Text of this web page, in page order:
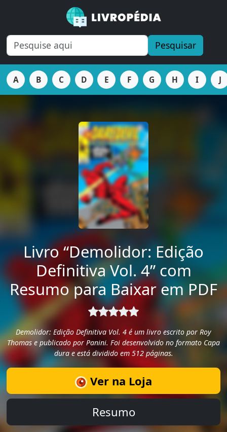
Pesquisar
A B C D E F G H I J
Livro “Demolidor: Edição
Definitiva Vol. 4” com
Resumo para Baixar em PDF
Demolidor: Edição Definitiva Vol. 4 é um livro escrito por Roy
Thomas e publicado por Panini. Foi desenvolvido no formato Capa
dura e está dividido em 512 páginas.
Ver na Loja
Resumo